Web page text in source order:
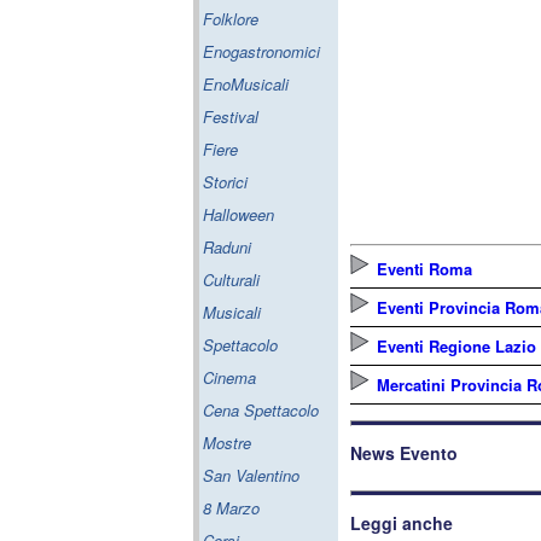
Folklore
Enogastronomici
EnoMusicali
Festival
Fiere
Storici
Halloween
Raduni
Culturali
Musicali
Spettacolo
Cinema
Cena Spettacolo
Mostre
San Valentino
8 Marzo
Eventi Roma
Eventi Provincia
Eventi Regione Lazio
Mercatini Provincia
News Evento
Leggi anche